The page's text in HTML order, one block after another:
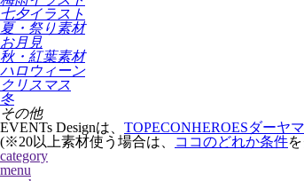
七夕イラスト
夏・祭り素材
お月見
秋・紅葉素材
ハロウィーン
クリスマス
冬
その他
EVENTs Designは、 TOPECONHEROESダーヤマ
(※20以上素材使う場合は、
ココのどれか条件
category
menu